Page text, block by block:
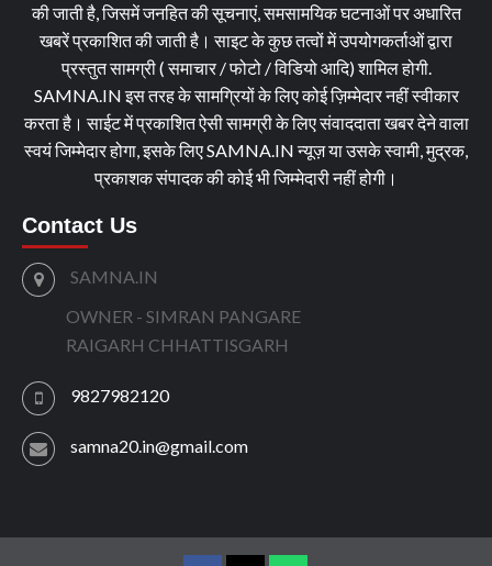
की जाती है, जिसमें जनहित की सूचनाएं, समसामयिक घटनाओं पर अधारित
खबरें प्रकाशित की जाती है। साइट के कुछ तत्वों में उपयोगकर्ताओं द्वारा
प्रस्तुत सामग्री ( समाचार / फोटो / विडियो आदि) शामिल होगी.
SAMNA.IN इस तरह के सामग्रियों के लिए कोई ज़िम्मेदार नहीं स्वीकार
करता है। साईट में प्रकाशित ऐसी सामग्री के लिए संवाददाता खबर देने वाला
स्वयं जिम्मेदार होगा, इसके लिए SAMNA.IN न्यूज़ या उसके स्वामी, मुद्रक,
प्रकाशक संपादक की कोई भी जिम्मेदारी नहीं होगी।
Contact Us
SAMNA.IN
OWNER - SIMRAN PANGARE
RAIGARH CHHATTISGARH
9827982120
samna20.in@gmail.com